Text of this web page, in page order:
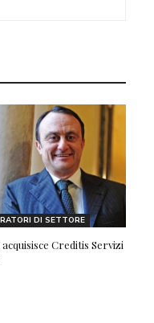
DI SETTORE
Creditis Servizi